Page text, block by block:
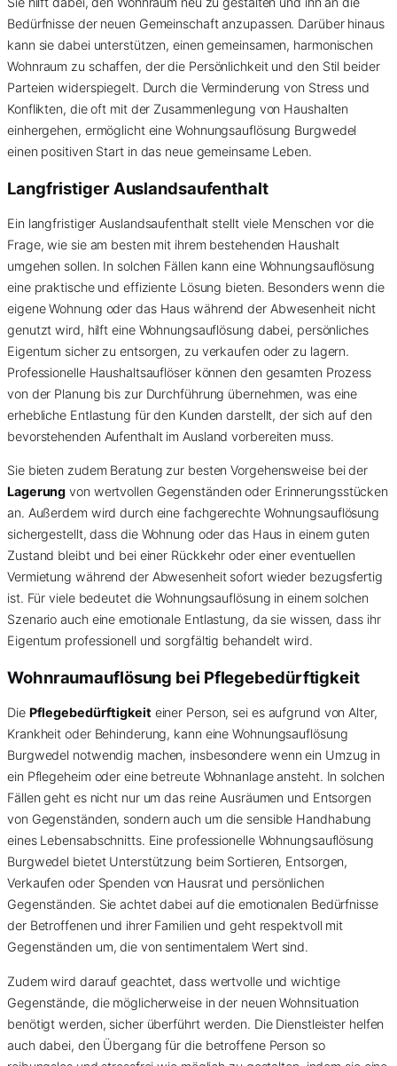
Bedürfnisse der neuen Gemeinschaft anzupassen. Darüber hinaus
kann sie dabei unterstützen, einen gemeinsamen, harmonischen
Wohnraum zu schaffen, der die Persönlichkeit und den Stil beider
Parteien widerspiegelt. Durch die Verminderung von Stress und
Konflikten, die oft mit der Zusammenlegung von Haushalten
einhergehen, ermöglicht eine Wohnungsauflösung Burgwedel
einen positiven Start in das neue gemeinsame Leben.
Langfristiger Auslandsaufenthalt
Ein langfristiger Auslandsaufenthalt stellt viele Menschen vor die
Frage, wie sie am besten mit ihrem bestehenden Haushalt
umgehen sollen. In solchen Fällen kann eine Wohnungsauflösung
eine praktische und effiziente Lösung bieten. Besonders wenn die
eigene Wohnung oder das Haus während der Abwesenheit nicht
genutzt wird, hilft eine Wohnungsauflösung dabei, persönliches
Eigentum sicher zu entsorgen, zu verkaufen oder zu lagern.
Professionelle Haushaltsauflöser können den gesamten Prozess
von der Planung bis zur Durchführung übernehmen, was eine
erhebliche Entlastung für den Kunden darstellt, der sich auf den
bevorstehenden Aufenthalt im Ausland vorbereiten muss.
Sie bieten zudem Beratung zur besten Vorgehensweise bei der
Lagerung von wertvollen Gegenständen oder Erinnerungsstücken
an. Außerdem wird durch eine fachgerechte Wohnungsauflösung
sichergestellt, dass die Wohnung oder das Haus in einem guten
Zustand bleibt und bei einer Rückkehr oder einer eventuellen
Vermietung während der Abwesenheit sofort wieder bezugsfertig
ist. Für viele bedeutet die Wohnungsauflösung in einem solchen
Szenario auch eine emotionale Entlastung, da sie wissen, dass ihr
Eigentum professionell und sorgfältig behandelt wird.
Wohnraumauflösung bei Pflegebedürftigkeit
Die Pflegebedürftigkeit einer Person, sei es aufgrund von Alter,
Krankheit oder Behinderung, kann eine Wohnungsauflösung
Burgwedel notwendig machen, insbesondere wenn ein Umzug in
ein Pflegeheim oder eine betreute Wohnanlage ansteht. In solchen
Fällen geht es nicht nur um das reine Ausräumen und Entsorgen
von Gegenständen, sondern auch um die sensible Handhabung
eines Lebensabschnitts. Eine professionelle Wohnungsauflösung
Burgwedel bietet Unterstützung beim Sortieren, Entsorgen,
Verkaufen oder Spenden von Hausrat und persönlichen
Gegenständen. Sie achtet dabei auf die emotionalen Bedürfnisse
der Betroffenen und ihrer Familien und geht respektvoll mit
Gegenständen um, die von sentimentalem Wert sind.
Zudem wird darauf geachtet, dass wertvolle und wichtige
Gegenstände, die möglicherweise in der neuen Wohnsituation
benötigt werden, sicher überführt werden. Die Dienstleister helfen
auch dabei, den Übergang für die betroffene Person so